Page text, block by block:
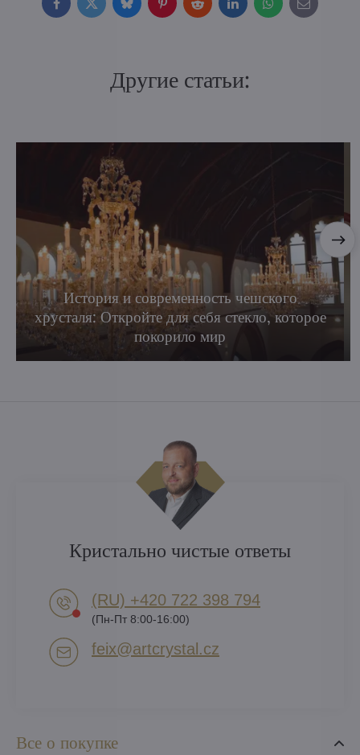
FacebookTwitterBlueskyPinterestRedditLinkedInWhatsApp
E-
mail
Другие статьи:
История и современность чешского
хрусталя: Откройте для себя стекло, которое
покорило мир
Все о покупке
Кристально чистые ответы
(RU) +420 722 398 794​
(Пн-Пт 8:00-16:00)
feix​@artcrystal​.cz